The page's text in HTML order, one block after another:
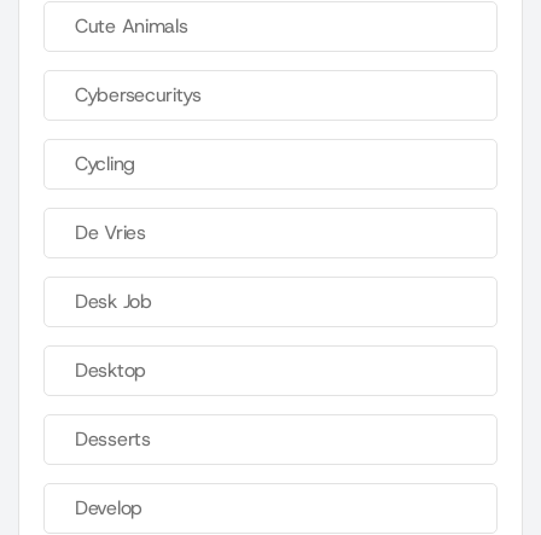
Cute Animals
Cybersecuritys
Cycling
De Vries
Desk Job
Desktop
Desserts
Develop